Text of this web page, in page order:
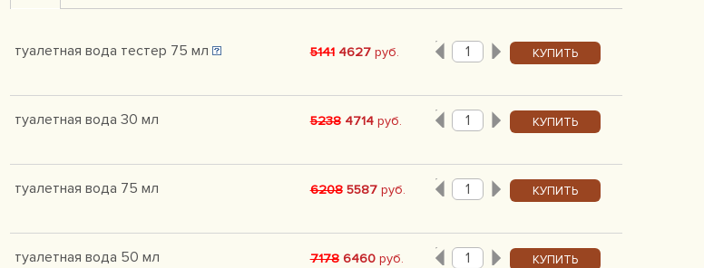
туалетная вода тестер 75 мл 5141 4627руб. КУПИТЬ
туалетная вода 30 мл 5238 4714руб. КУПИТЬ
туалетная вода 75 мл 6208 5587руб. КУПИТЬ
туалетная вода 50 мл 7178 6460руб. КУПИТЬ